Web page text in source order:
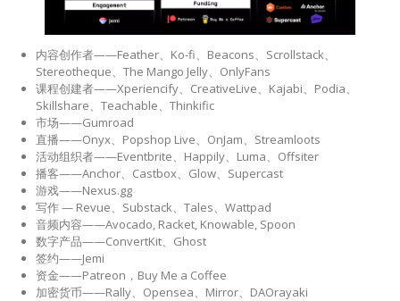
内容创作者——Feather、Ko-fi、Beacons、Scrollstack、
Stereotheque、The Mango Jelly、OnlyFans
课程创建者——Xperiencify、CreativeLive、Kajabi、Podia、
Skillshare、Teachable、Thinkific
市场——Gumroad
直播——Onyx、Popshop Live、OnJam、Streamloots
活动组织者——Eventbrite、Happily、Luma、Offsiter
播客——Anchor、Castbox、Glow、Supercast
游戏——Nexus.gg
写作 — Revue、Substack、Tales、Wattpad
音频内容——Avocado, Racket, Knowable, Spoon
数字产品——ConvertKit、Ghost
签约——Jemi
资金——Patreon，Buy Me a Coffee
加密货币——Rally、Opensea、Mirror、DAOrayaki